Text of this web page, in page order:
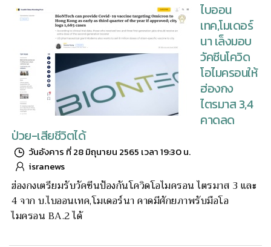
ไบออน
เทค,โมเดอร์
นา เล็งมอบ
วัคซีนโควิด
โอไมครอนให้
ฮ่องกง
ไตรมาส 3,4
คาดลด
ป่วย-เสียชีวิตได้
วันอังคาร ที่ 28 มิถุนายน 2565 เวลา 19:30 น.
isranews
ฮ่องกงเตรียมรับวัคซีนป้องกันโควิดโอไมครอน ไตรมาส 3 และ
4 จาก บ.ไบออนเทค,โมเดอร์นา คาดมีศักยภาพรับมือโอ
ไมครอน BA.2 ได้